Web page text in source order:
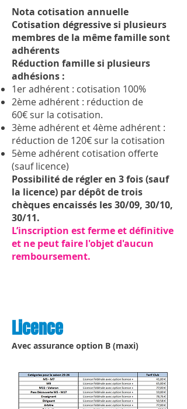
Nota cotisation annuelle
Cotisation dégressive si plusieurs
membres de la même famille sont
adhérents
Réduction famille si plusieurs
adhésions :
1er adhérent : cotisation 100%
2ème adhérent : réduction de
60€ sur la cotisation.
3ème adhérent et 4ème adhérent :
réduction de 120€ sur la cotisation
5ème adhérent cotisation offerte
(sauf licence)
Possibilité de régler en 3 fois (sauf
la licence) par dépôt de trois
chèques encaissés les 30/09, 30/10,
30/11.
L’inscription est ferme et définitive
et ne peut faire l'objet d'aucun
remboursement.
Licence
Avec assurance option B (maxi)